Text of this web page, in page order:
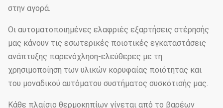
στην αγορά.
Οι αυτοματοποιημένες ελαφριές εξαρτήσεις στέρησής
μας κάνουν τις εσωτερικές ποιοτικές εγκαταστάσεις
ανάπτυξης παρενόχληση-ελεύθερες με τη
χρησιμοποίηση των υλικών κορυφαίας ποιότητας και
του μοναδικού αυτόματου συστήματος συσκότισής μας.
Κάθε πλαίσιο θερμοκηπίων γίνεται από το βαρέων